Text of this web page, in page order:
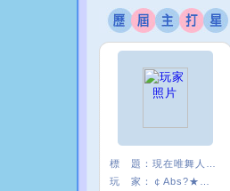
標 題：
玩 家：